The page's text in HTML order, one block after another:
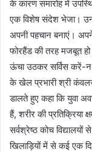
के कारण समारोह में
एक विशेष संदेश भेजा।
अपनी पहचान बनाएं।
फोरहैंड की तरह मजबूत
ऊंचा उठकर सर्विस करें-न
के खेल प्रभारी श्री
डालते हुए कहा कि युवा
हैं, शरीर की प्रतिक्रिया
सर्वश्रेष्ठ कोच
खिलाड़ियों में से कई एक